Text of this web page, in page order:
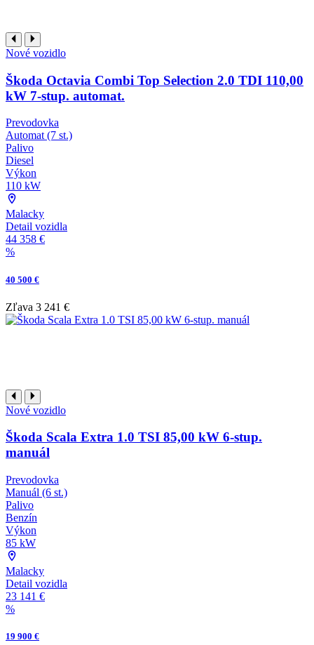
Nové vozidlo
Škoda Octavia Combi Top Selection 2.0 TDI 110,00
kW 7-stup. automat.
Prevodovka
Automat (7 st.)
Palivo
Diesel
Výkon
110 kW
Malacky
Detail vozidla
44 358 €
%
40 500 €
Zľava 3 241 €
Nové vozidlo
Škoda Scala Extra 1.0 TSI 85,00 kW 6-stup.
manuál
Prevodovka
Manuál (6 st.)
Palivo
Benzín
Výkon
85 kW
Malacky
Detail vozidla
23 141 €
%
19 900 €